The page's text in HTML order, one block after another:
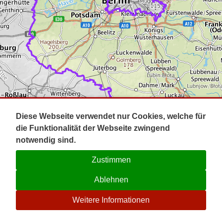
Impressum
Kontakt
☉
Diese Webseite verwendet nur Cookies, welche für
die Funktionalität der Webseite zwingend
notwendig sind.
Zustimmen
Ablehnen
Weitere Informationen